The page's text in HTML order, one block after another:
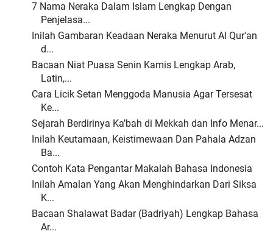
7 Nama Neraka Dalam Islam Lengkap Dengan
Penjelasa...
Inilah Gambaran Keadaan Neraka Menurut Al Qur'an
d...
Bacaan Niat Puasa Senin Kamis Lengkap Arab,
Latin,...
Cara Licik Setan Menggoda Manusia Agar Tersesat
Ke...
Sejarah Berdirinya Ka’bah di Mekkah dan Info Menar...
Inilah Keutamaan, Keistimewaan Dan Pahala Adzan
Ba...
Contoh Kata Pengantar Makalah Bahasa Indonesia
Inilah Amalan Yang Akan Menghindarkan Dari Siksa
K...
Bacaan Shalawat Badar (Badriyah) Lengkap Bahasa
Ar...